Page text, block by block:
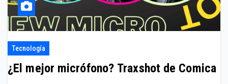
Tecnología
¿El mejor micrófono? Traxshot de Comica